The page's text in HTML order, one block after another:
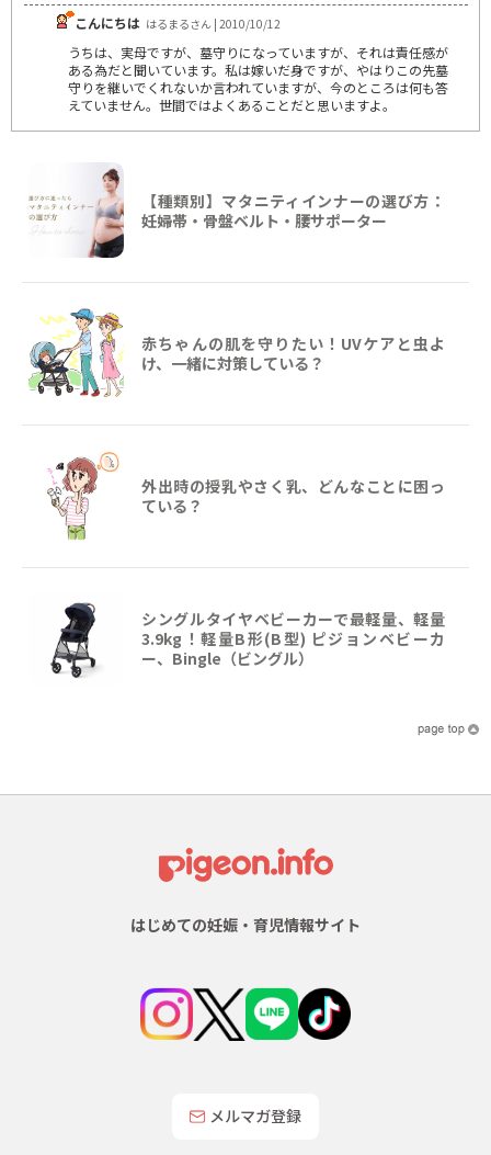
こんにちは はるまるさん | 2010/10/12
うちは、実母ですが、墓守りになっていますが、それは責任感が
ある為だと聞いています。私は嫁いだ身ですが、やはりこの先墓
守りを継いでくれないか言われていますが、今のところは何も答
えていません。世間ではよくあることだと思いますよ。
【種類別】マタニティインナーの選び方：
妊婦帯・骨盤ベルト・腰サポーター
赤ちゃんの肌を守りたい！UVケアと虫よ
け、一緒に対策している？
外出時の授乳やさく乳、どんなことに困っ
ている？
シングルタイヤベビーカーで最軽量、軽量
3.9kg！軽量B形(B型) ピジョンベビーカ
ー、Bingle（ビングル）
はじめての妊娠・育児情報サイト
メルマガ登録